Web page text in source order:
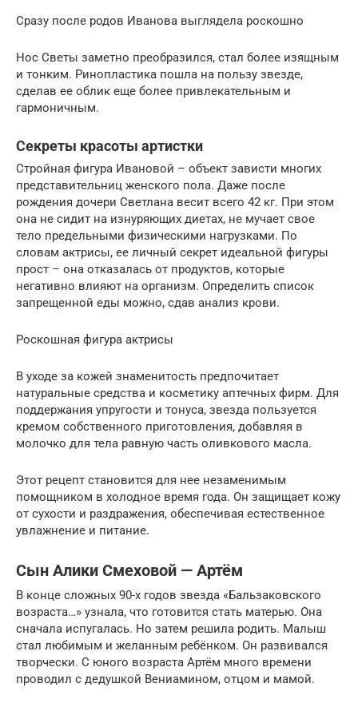
Сразу после родов Иванова выглядела роскошно
Нос Светы заметно преобразился, стал более изящным
и тонким. Ринопластика пошла на пользу звезде,
сделав ее облик еще более привлекательным и
гармоничным.
Секреты красоты артистки
Стройная фигура Ивановой – объект зависти многих
представительниц женского пола. Даже после
рождения дочери Светлана весит всего 42 кг. При этом
она не сидит на изнуряющих диетах, не мучает свое
тело предельными физическими нагрузками. По
словам актрисы, ее личный секрет идеальной фигуры
прост – она отказалась от продуктов, которые
негативно влияют на организм. Определить список
запрещенной еды можно, сдав анализ крови.
Роскошная фигура актрисы
В уходе за кожей знаменитость предпочитает
натуральные средства и косметику аптечных фирм. Для
поддержания упругости и тонуса, звезда пользуется
кремом собственного приготовления, добавляя в
молочко для тела равную часть оливкового масла.
Этот рецепт становится для нее незаменимым
помощником в холодное время года. Он защищает кожу
от сухости и раздражения, обеспечивая естественное
увлажнение и питание.
Сын Алики Смеховой — Артём
В конце сложных 90-х годов звезда «Бальзаковского
возраста…» узнала, что готовится стать матерью. Она
сначала испугалась. Но затем решила родить. Малыш
стал любимым и желанным ребёнком. Он развивался
творчески. С юного возраста Артём много времени
проводил с дедушкой Вениамином, отцом и мамой.